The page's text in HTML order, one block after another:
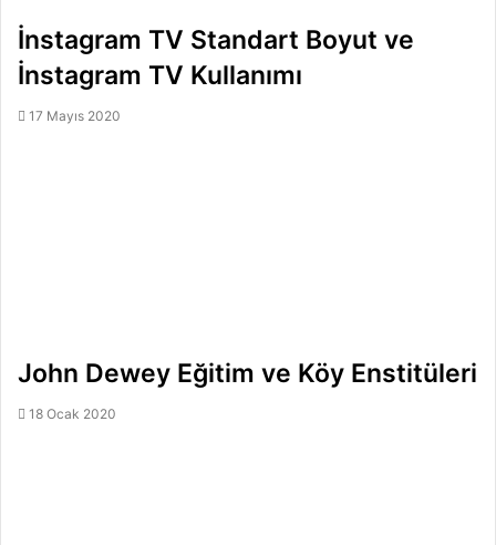
İnstagram TV Standart Boyut ve
İnstagram TV Kullanımı
17 Mayıs 2020
John Dewey Eğitim ve Köy Enstitüleri
18 Ocak 2020